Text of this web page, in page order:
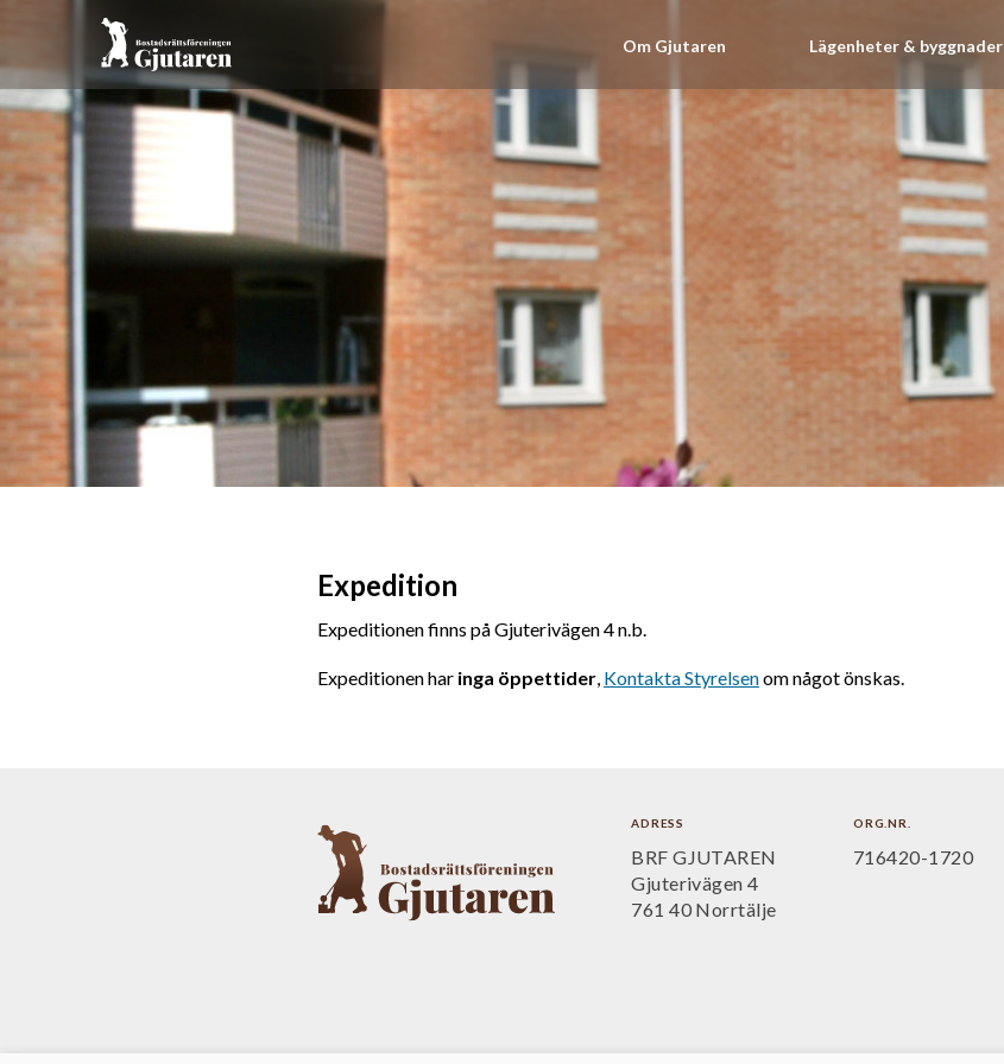
Om Gjutaren Lägenheter & byggnader
Expedition
Expeditionen finns på Gjuterivägen 4 n.b.
Expeditionen har inga öppettider Kontakta Styrelsenom något önskas.
ADRESS
BRF GJUTAREN
Gjuterivägen 4
761 40 Norrtälje
ORG.NR.
716420-1720